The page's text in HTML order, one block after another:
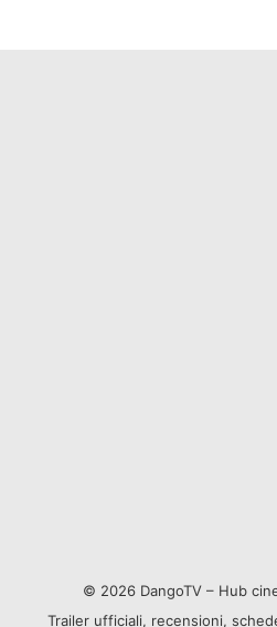
© 2026 DangoTV – Hub
Trailer ufficiali, recensioni,